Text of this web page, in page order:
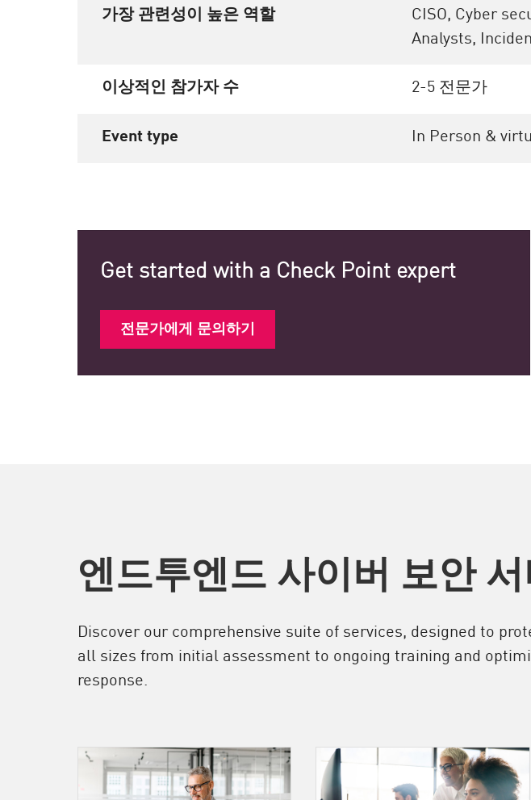
가장 관련성이 높은 역할
CISO, Cyber
Analysts,
이상적인 참가자 수 2-5 전문가
Event type In Person &
Get started with a Check Point expert
전문가에게 문의하기
엔드투엔드 사이버 보안
Discover our comprehensive suite of services, designed to
all sizes from initial assessment to ongoing training and
response.